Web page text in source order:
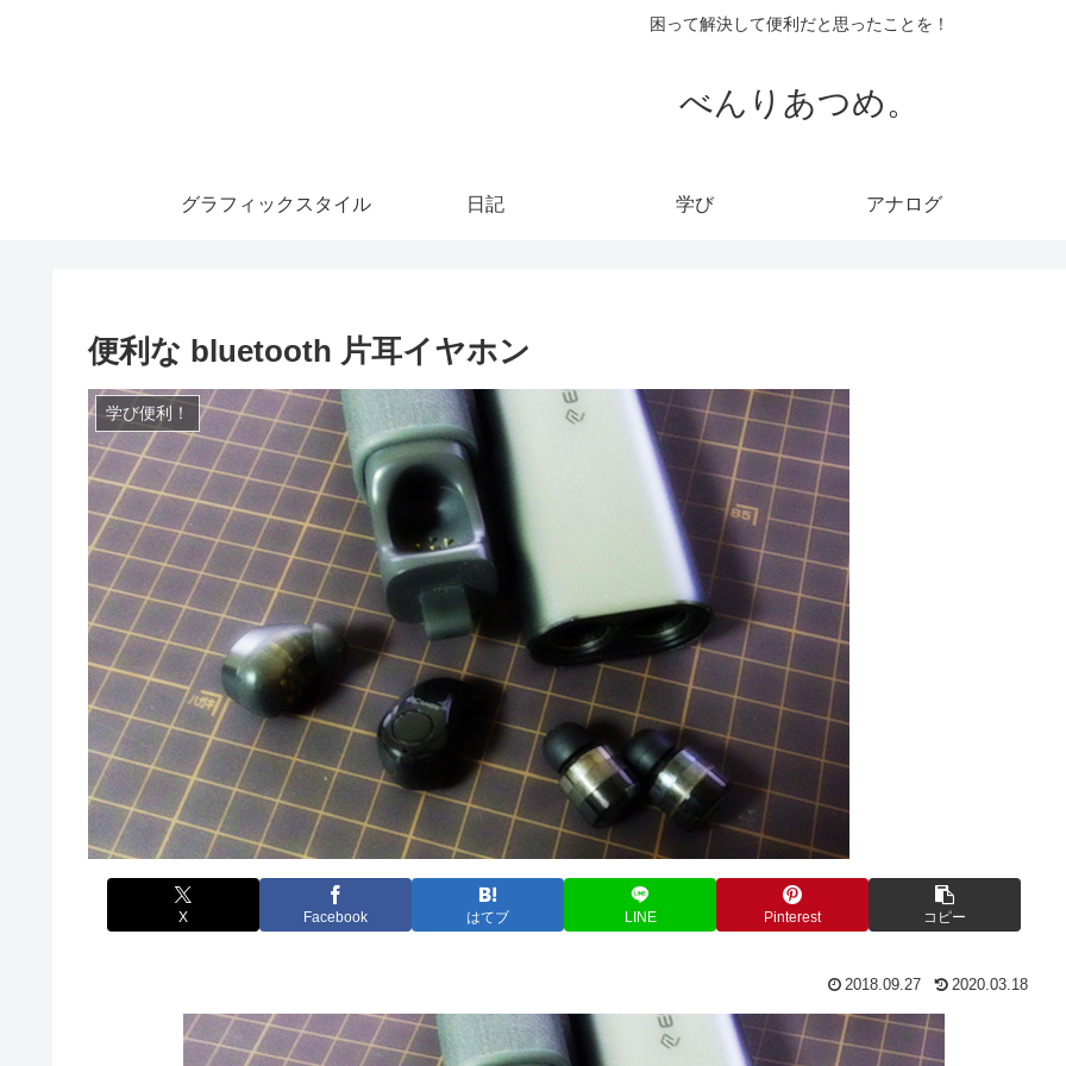
困って解決して便利だと思ったことを！
べんりあつめ。
グラフィックスタイル 日記 学び アナログ
便利な bluetooth 片耳イヤホン
学び便利！
X Facebook はてブ LINE Pinterest コピー
2018.09.27 2020.03.18